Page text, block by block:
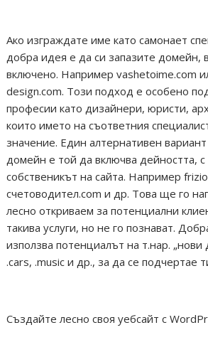
Ако изграждате име като самонает
добра идея е да си запазите домейн,
включено. Например vashetoime.com
design.com. Този подход е особено
професии като дизайнери, юристи,
които името на съответния
значение. Един алтернативен
домейн е той да включва дейността, с
собственикът на сайта. Например
счетоводител.com и др. Това ще го
лесно откриваем за потенциални
такива услуги, но не го познават.
използва потенциалът на т.нар. „нови
.cars, .music и др., за да се подчертае
Създайте лесно своя уебсайт с